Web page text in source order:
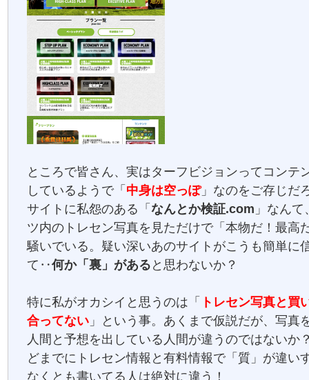
ところで皆さん、実はターフビジョンってコンテ
しているようで「 中身は空っぽ」なのをご存じだ
サイトに私怨のある「なんとか検証.com 」なん
ツ内のトレセン写真を見ただけで「本物だ！最高
騒いでいる。疑い深いあのサイトがこうも簡単に
て‥何か「裏」がある と思わないか？
特に私がオカシイと思うのは「
トレセン写真と買
合ってない 」という事。あくまで仮説だが、写真
人間と予想を出している人間が違うのではないか
どまでにトレセン情報と有料情報で「質」が違い
なくとも書いてる人は絶対に違う！